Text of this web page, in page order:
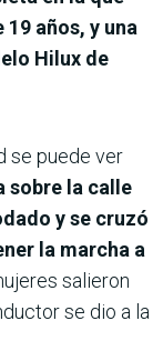
años, y una
Hilux de
se puede ver
sobre la calle
y se cruzó
la marcha a
salieron
se dio a la